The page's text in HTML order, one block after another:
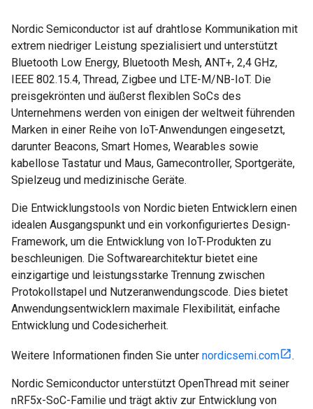
Nordic Semiconductor ist auf drahtlose Kommunikation mit
extrem niedriger Leistung spezialisiert und unterstützt
Bluetooth Low Energy, Bluetooth Mesh, ANT+, 2,4 GHz,
IEEE 802.15.4, Thread, Zigbee und LTE-M/NB-IoT. Die
preisgekrönten und äußerst flexiblen SoCs des
Unternehmens werden von einigen der weltweit führenden
Marken in einer Reihe von IoT-Anwendungen eingesetzt,
darunter Beacons, Smart Homes, Wearables sowie
kabellose Tastatur und Maus, Gamecontroller, Sportgeräte,
Spielzeug und medizinische Geräte.
Die Entwicklungstools von Nordic bieten Entwicklern einen
idealen Ausgangspunkt und ein vorkonfiguriertes Design-
Framework, um die Entwicklung von IoT-Produkten zu
beschleunigen. Die Softwarearchitektur bietet eine
einzigartige und leistungsstarke Trennung zwischen
Protokollstapel und Nutzeranwendungscode. Dies bietet
Anwendungsentwicklern maximale Flexibilität, einfache
Entwicklung und Codesicherheit.
Weitere Informationen finden Sie unter nordicsemi.com .
Nordic Semiconductor unterstützt OpenThread mit seiner
nRF5x-SoC-Familie und trägt aktiv zur Entwicklung von